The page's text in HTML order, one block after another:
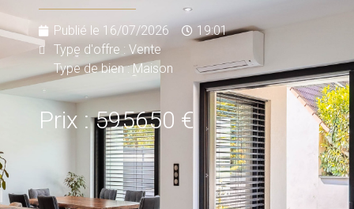
Publié le 16/07/2026
19:01
Type d'offre : Vente
Type de bien : Maison
Prix : 595650 €